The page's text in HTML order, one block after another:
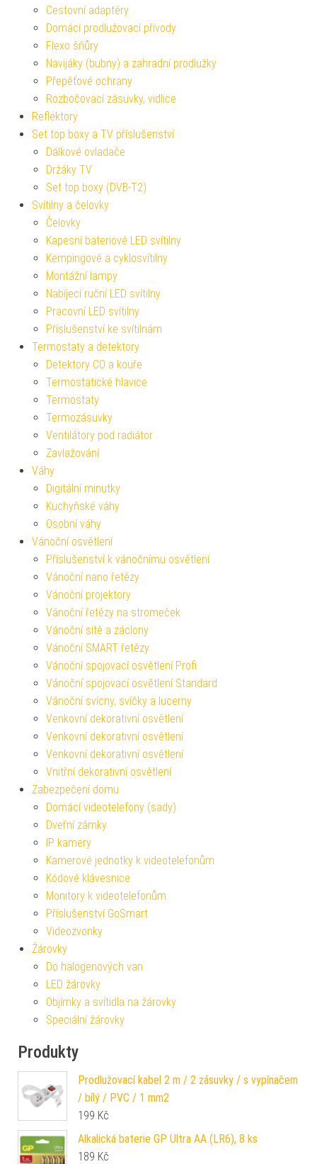
Cestovní adaptéry
Domácí prodlužovací přívody
Flexo šňůry
Navijáky (bubny) a zahradní prodlužky
Přepěťové ochrany
Rozbočovací zásuvky, vidlice
Reflektory
Set top boxy a TV příslušenství
Dálkové ovladače
Držáky TV
Set top boxy (DVB-T2)
Svítilny a čelovky
Čelovky
Kapesní bateriové LED svítilny
Kempingové a cyklosvítilny
Montážní lampy
Nabíjecí ruční LED svítilny
Pracovní LED svítilny
Příslušenství ke svítilnám
Termostaty a detektory
Detektory CO a kouře
Termostatické hlavice
Termostaty
Termozásuvky
Ventilátory pod radiátor
Zavlažování
Váhy
Digitální minutky
Kuchyňské váhy
Osobní váhy
Vánoční osvětlení
Příslušenství k vánočnímu osvětlení
Vánoční nano řetězy
Vánoční projektory
Vánoční řetězy na stromeček
Vánoční sítě a záclony
Vánoční SMART řetězy
Vánoční spojovací osvětlení Profi
Vánoční spojovací osvětlení Standard
Vánoční svícny, svíčky a lucerny
Venkovní dekorativní osvětlení
Venkovní dekorativní osvětlení
Venkovní dekorativní osvětlení
Vnitřní dekorativní osvětlení
Zabezpečení domu
Domácí videotelefony (sady)
Dveřní zámky
IP kamery
Kamerové jednotky k videotelefonům
Kódové klávesnice
Monitory k videotelefonům
Příslušenství GoSmart
Videozvonky
Žárovky
Do halogenových van
LED žárovky
Objímky a svítidla na žárovky
Speciální žárovky
Produkty
Prodlužovací kabel 2 m / 2 zásuvky / s vypínačem
/ bílý / PVC / 1 mm2
199 Kč
Alkalická baterie GP Ultra AA (LR6), 8 ks
189 Kč